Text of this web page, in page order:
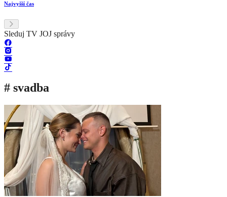
Najvyšší čas
Sleduj TV JOJ správy
# svadba